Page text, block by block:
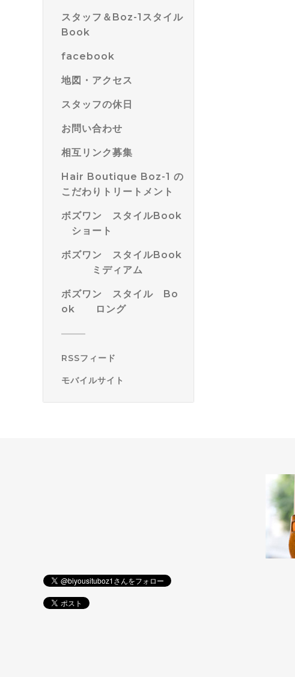
スタッフ＆Boz-1スタイル
Book
facebook
地図・アクセス
スタッフの休日
お問い合わせ
相互リンク募集
Hair Boutique Boz-1 の
こだわりトリートメント
ボズワン スタイルBook
ショート
ボズワン スタイルBook
ミディアム
ボズワン スタイル Bo
ok ロング
RSSフィード
モバイルサイト